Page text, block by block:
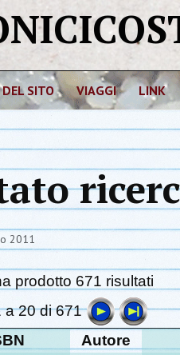
SITO VIAGGI LINK
2011
prodotto 671 risultati
a 20 di 671
Autore